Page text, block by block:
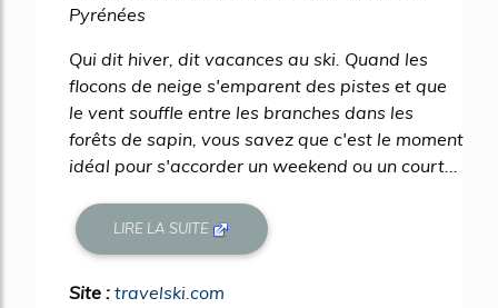
Pyrénées
Qui dit hiver, dit vacances au ski. Quand les
flocons de neige s'emparent des pistes et que
le vent souffle entre les branches dans les
forêts de sapin, vous savez que c'est le moment
idéal pour s'accorder un weekend ou un court...
LIRE LA SUITE
Site : travelski.com